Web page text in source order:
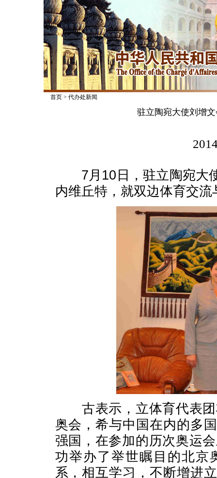
首页> 代办处新闻
驻立陶宛大使刘增
7月10日，驻立陶宛大使
内维丘特，就双边体育交
古表示，立体育代表团
奥会，希与中国在内的多
强国，在参加的历次奥运
功举办了举世瞩目的北京
系，相互学习，不断增进